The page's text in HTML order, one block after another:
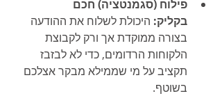
פילוח (סגמנטציה) חכם
בקליק: היכולת לשלוח את ההודעה
בצורה ממוקדת אך ורק לקבוצת
הלקוחות הרדומים, כדי לא לבזבז
תקציב על מי שממילא מבקר אצלכם
בשוטף.